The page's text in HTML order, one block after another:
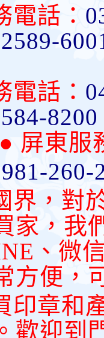
電話：
電話：
8200
● 屏東服
260-
界，對
家，我
、微
方便，
印章和
歡迎到